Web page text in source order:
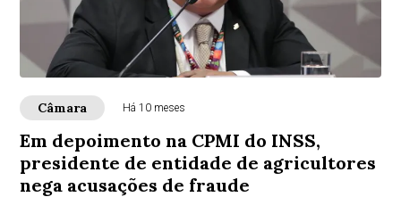
Câmara Há 10 meses
Em depoimento na CPMI do INSS,
presidente de entidade de agricultores
nega acusações de fraude